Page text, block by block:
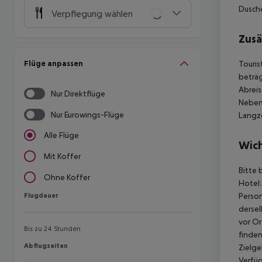
Verpflegung wählen
Flüge anpassen
Nur Direktflüge
Nur Eurowings-Flüge
Alle Flüge
Mit Koffer
Ohne Koffer
Flugdauer
Flugdauer
Bis zu 24 Stunden
Abflugzeiten
Abflugzeiten
Bitte
Hotel:
vor